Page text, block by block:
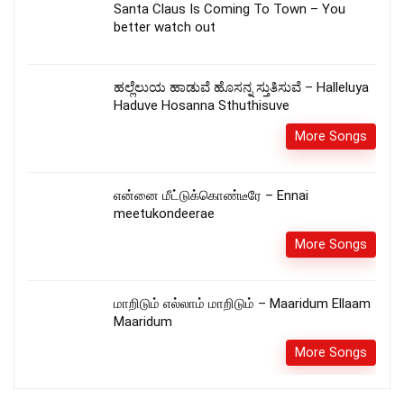
Santa Claus Is Coming To Town – You
better watch out
ಹಲ್ಲೆಲುಯ ಹಾಡುವೆ ಹೊಸನ್ನ ಸ್ತುತಿಸುವೆ – Halleluya
Haduve Hosanna Sthuthisuve
More Songs
என்னை மீட்டுக்கொண்டீரே – Ennai
meetukondeerae
More Songs
மாறிடும் எல்லாம் மாறிடும் – Maaridum Ellaam
Maaridum
More Songs